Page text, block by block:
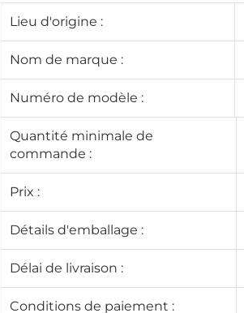
Lieu d'origine :
Nom de marque :
Numéro de modèle :
Quantité minimale de
commande :
Prix :
Détails d'emballage :
Délai de livraison :
Conditions de paiement :